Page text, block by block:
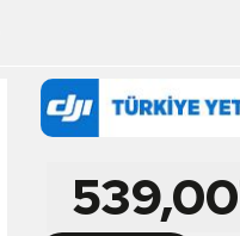
539,00